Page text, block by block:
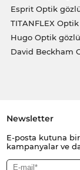
Esprit Optik
TITANFLEX
Hugo Optik
David Beckham
Newsletter
E-posta kutuna
kampanyalar ve